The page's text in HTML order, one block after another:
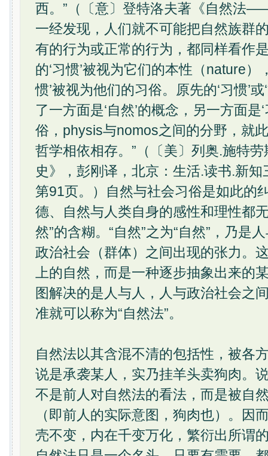
西。”（〔意〕登特洛夫著《自然法
一经发现，人们就不可能把自然族群
有的行为或正常的行为，都同样看作
的‘习惯’被视为它们的本性（nature）
惯’被视为他们的习俗。原先的‘习惯’
了一方面是‘自然’的概念，另一方面是
俗，physis与nomos之间的分野，就
哲学相依相存。”（〔美〕列奥.施特
史》，彭刚译，北京：生活.读书.新
第91页。）自然与社会习俗是如此的
德、自然与人类自身的感性和理性都
然”的含糊。“自然”之为“自然”，乃是
政治社会（群体）之间出现的张力。
上的自然，而是一种逐步抽象出来的
图解决的是人与人，人与政治社会之
准就可以称为“自然法”。
自然法以其含混不清的包括性，被各
说是承袭某人，实乃挂羊头卖狗肉。
不是前人对自然法的看法，而是被自
（即前人的实际意图，狗肉也）。因
壳不变，内在千变万化，繁衍出所谓